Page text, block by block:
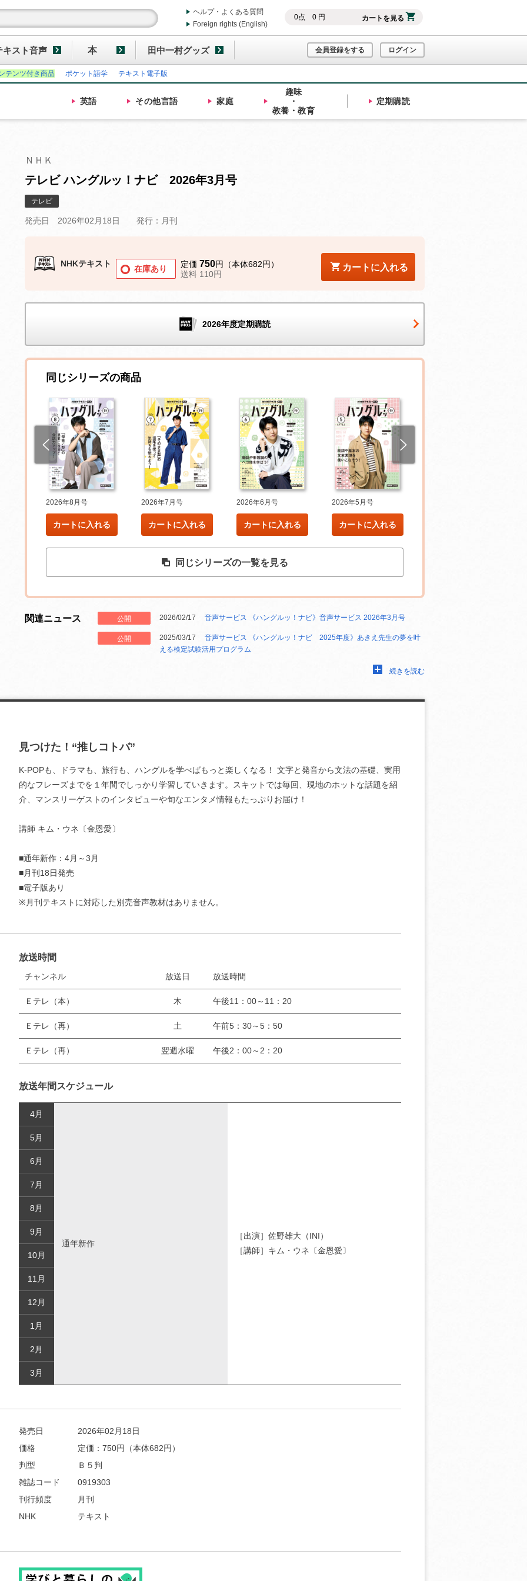
0点 0円 カートを見る
ヘルプ・よくある質問
Foreign rights (English)
キスト音声 本 田中一村グッズ 会員登録をする ログイン
テンツ付き商品 ポケット語学 テキスト電子版
英語 その他言語 家庭
趣味
・
教養・教育
定期購読
ＮＨＫ
テレビ ハングルッ！ナビ 2026年3月号
テレビ
発売日 2026年02月18日 発行：月刊
NHKテキスト
在庫あり 定価 750円（本体682円）
送料 110円
カートに入れる
2026年度定期購読
同じシリーズの商品
2026年8月号
カートに入れる
2026年7月号
カートに入れる
2026年6月号
カートに入れる
2026年5月号
カートに入れる
同じシリーズの一覧を見る
関連ニュース 公開 2026/02/17 音声サービス 《ハングルッ！ナビ》音声サービス 2026年3月号
公開 2025/03/17
音声サービス 《ハングルッ！ナビ 2025年度》あきえ先生の夢を叶
える検定試験活用プログラム
続きを読む
見つけた！“推しコトバ”
K-POPも、ドラマも、旅行も、ハングルを学べばもっと楽しくなる！ 文字と発音から文法の基礎、実用
的なフレーズまでを１年間でしっかり学習していきます。スキットでは毎回、現地のホットな話題を紹
介、マンスリーゲストのインタビューや旬なエンタメ情報もたっぷりお届け！
講師 キム・ウネ〔金恩愛〕
■通年新作：4月～3月
■月刊18日発売
■電子版あり
※月刊テキストに対応した別売音声教材はありません。
放送時間
チャンネル 放送日 放送時間
Ｅテレ（本） 木 午後11：00～11：20
Ｅテレ（再） 土 午前5：30～5：50
Ｅテレ（再） 翌週水曜 午後2：00～2：20
放送年間スケジュール
4月
通年新作
［出演］佐野雄大（INI）
［講師］キム・ウネ〔金恩愛〕
5月
6月
7月
8月
9月
10月
11月
12月
1月
2月
3月
発売日
2026年02月18日
価格
定価： 750円（本体682円）
判型
Ｂ５判
雑誌コード
0919303
刊行頻度
月刊
NHK
テキスト